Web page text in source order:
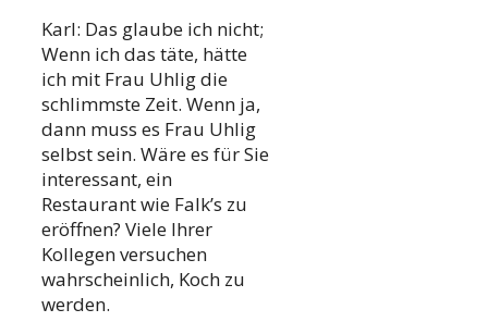
Karl: Das glaube ich nicht;
Wenn ich das täte, hätte
ich mit Frau Uhlig die
schlimmste Zeit. Wenn ja,
dann muss es Frau Uhlig
selbst sein. Wäre es für Sie
interessant, ein
Restaurant wie Falk’s zu
eröffnen? Viele Ihrer
Kollegen versuchen
wahrscheinlich, Koch zu
werden.